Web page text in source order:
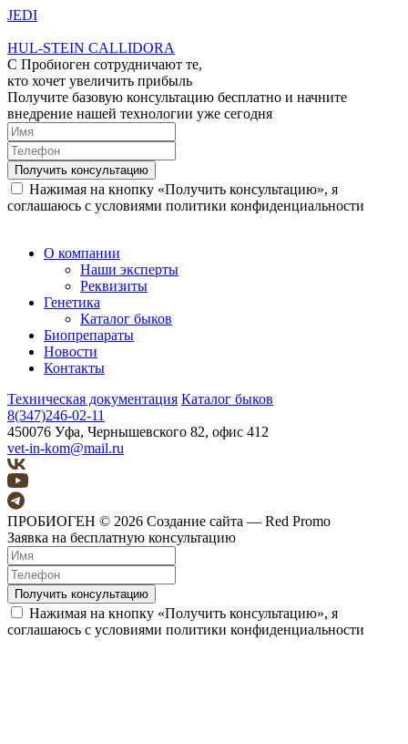
JEDI
HUL-STEIN CALLIDORA
С Пробиоген сотрудничают те,
кто хочет увеличить прибыль
Получите базовую консультацию бесплатно и начните
внедрение нашей технологии уже сегодня
Получить консультацию
Нажимая на кнопку «Получить консультацию», я
соглашаюсь с условиями политики конфиденциальности
О компании
Наши эксперты
Реквизиты
Генетика
Каталог быков
Биопрепараты
Новости
Контакты
Техническая документация Каталог быков
8(347)246-02-11
450076 Уфа, Чернышевского 82, офис 412
vet-in-kom@mail.ru
ПРОБИОГЕН © 2026 Создание сайта — Red Promo
Заявка на бесплатную консультацию
Получить консультацию
Нажимая на кнопку «Получить консультацию», я
соглашаюсь с условиями политики конфиденциальности